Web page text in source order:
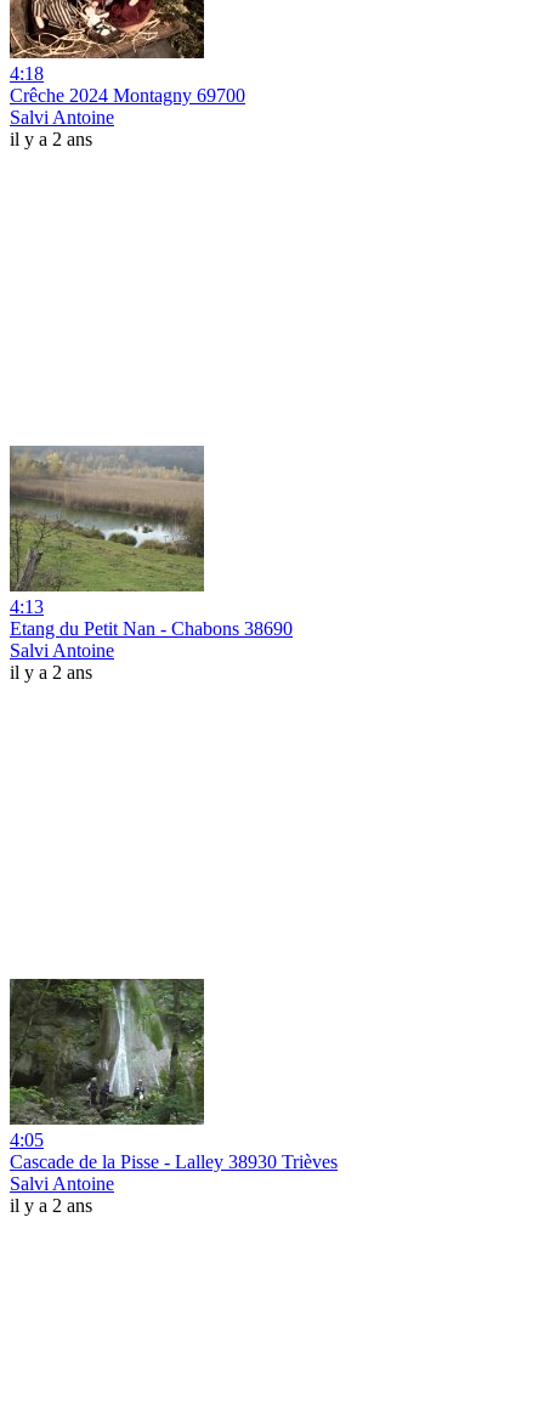
4:18
Crêche 2024 Montagny 69700
Salvi Antoine
il y a 2 ans
4:13
Etang du Petit Nan - Chabons 38690
Salvi Antoine
il y a 2 ans
4:05
Cascade de la Pisse - Lalley 38930 Trièves
Salvi Antoine
il y a 2 ans